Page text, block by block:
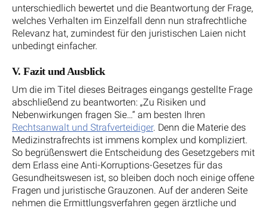
unterschiedlich bewertet und die Beantwortung der Frage,
welches Verhalten im Einzelfall denn nun strafrechtliche
Relevanz hat, zumindest für den juristischen Laien nicht
unbedingt einfacher.
V. Fazit und Ausblick
Um die im Titel dieses Beitrages eingangs gestellte Frage
abschließend zu beantworten: „Zu Risiken und
Nebenwirkungen fragen Sie…“ am besten Ihren
Rechtsanwalt und Strafverteidiger. Denn die Materie des
Medizinstrafrechts ist immens komplex und kompliziert.
So begrüßenswert die Entscheidung des Gesetzgebers mit
dem Erlass eine Anti-Korruptions-Gesetzes für das
Gesundheitswesen ist, so bleiben doch noch einige offene
Fragen und juristische Grauzonen. Auf der anderen Seite
nehmen die Ermittlungsverfahren gegen ärztliche und